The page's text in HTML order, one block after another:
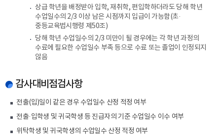
12.:
6학년
재취학
2018.
5.
12.~2018.
까지의
삭제
2018.
12.:
상급 학년을 배정받아 입학, 재취학, 편입학하더라도 당해 학년
수업일수의 2/3 이상 남은 시점까지 입급이 가능함(초·
중등교육법시행령 제50조)
당해 학년 수업일수의 2/3 미만이 될 경우에는 각 학년 과정의
수료에 필요한 수업일수 부족 등으로 수료 또는 졸업이 인정되지
않음
감사대비점검사항
전출(입)일이 같은 경우 수업일수 산정 적정 여부
전출·입학생 및 귀국학생 등 진급자의 기준 수업일수 이수 여부
위탁학생 및 귀국학생의 수업일수 산정 적정 여부